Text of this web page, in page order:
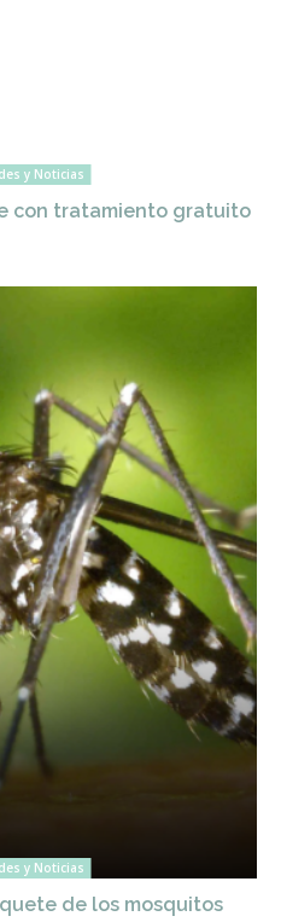
y Noticias
con tratamiento gratuito
y Noticias
de los mosquitos